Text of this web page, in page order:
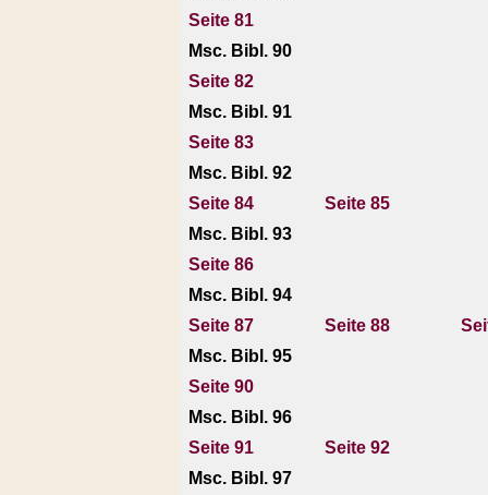
Seite 81
Msc. Bibl. 90
Seite 82
Msc. Bibl. 91
Seite 83
Msc. Bibl. 92
Seite 84
Seite 85
Msc. Bibl. 93
Seite 86
Msc. Bibl. 94
Seite 87
Seite 88
Msc. Bibl. 95
Seite 90
Msc. Bibl. 96
Seite 91
Seite 92
Msc. Bibl. 97